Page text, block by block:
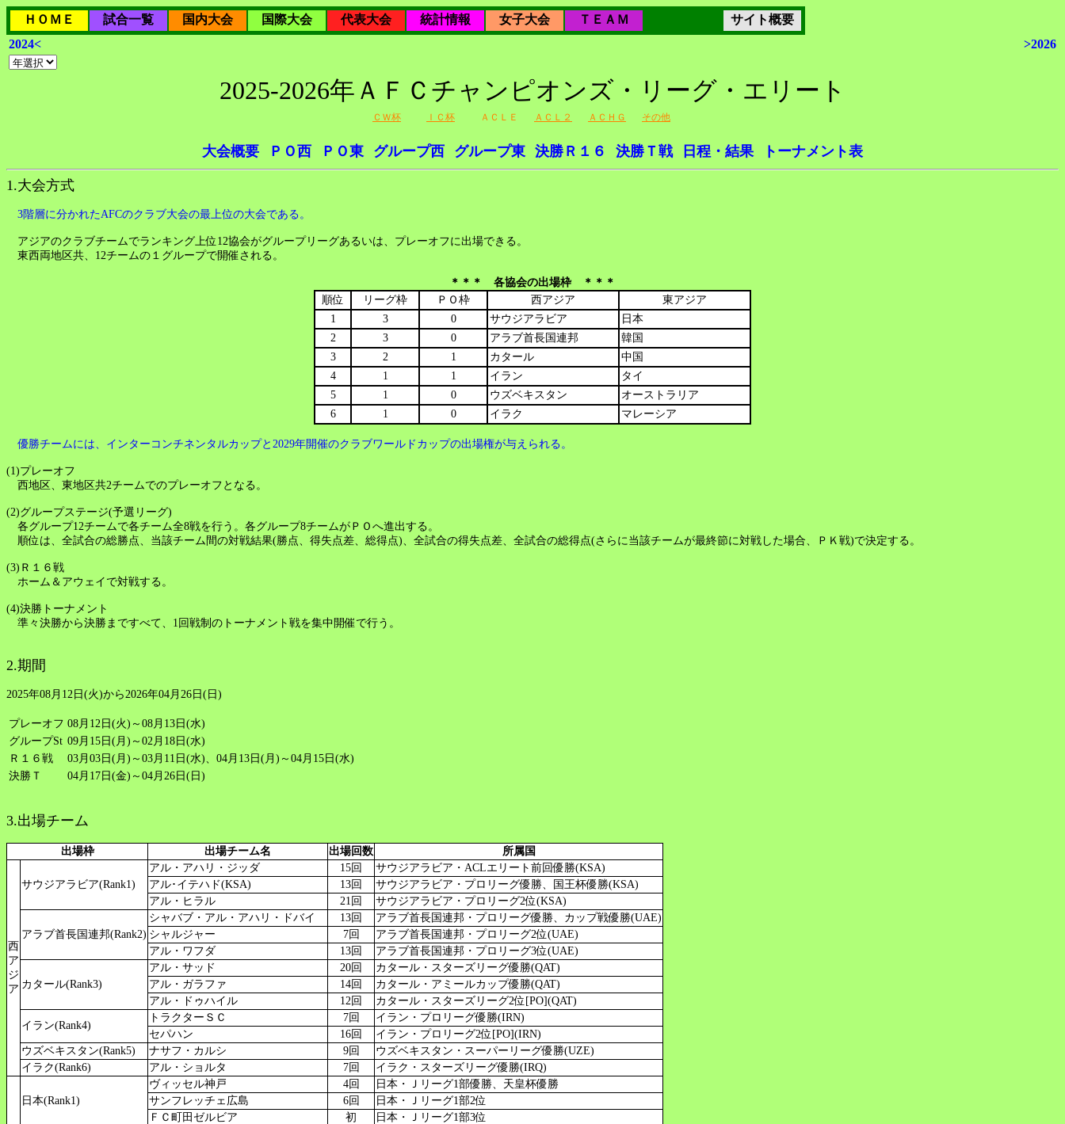
ＨＯＭＥ 試合一覧 国内大会 国際大会 代表大会 統計情報 女子大会 ＴＥＡＭ
サイト概要
2024<
>2026
2025-2026年ＡＦＣチャンピオンズ・リーグ・エリート
ＣＷ杯 ＩＣ杯 ＡＣＬＥ ＡＣＬ２ ＡＣＨＧ その他
大会概要 ＰＯ西 ＰＯ東 グループ西 グループ東 決勝Ｒ１６ 決勝Ｔ戦 日程・結果 トーナメント表
1.大会方式
3階層に分かれたAFCのクラブ大会の最上位の大会である。
アジアのクラブチームでランキング上位12協会がグループリーグあるいは、プレーオフに出場できる。
東西両地区共、12チームの１グループで開催される。
＊＊＊ 各協会の出場枠 ＊＊＊
順位
リーグ枠 ＰＯ枠 西アジア
東アジア
1
3 0 サウジアラビア
日本
2
3 0 アラブ首長国連邦
韓国
3
2 1 カタール
中国
4
1 1 イラン
タイ
5
1 0 ウズベキスタン
オーストラリア
6
1 0 イラク マレーシア
優勝チームには、インターコンチネンタルカップと2029年開催のクラブワールドカップの出場権が与えられる。
(1)プレーオフ
西地区、東地区共2チームでのプレーオフとなる。
(2)グループステージ(予選リーグ)
各グループ12チームで各チーム全8戦を行う。各グループ8チームがＰＯへ進出する。
順位は、全試合の総勝点、当該チーム間の対戦結果(勝点、得失点差、総得点)、全試合の得失点差、全試合の総得点(さらに当該チームが最終節に対戦した場合、ＰＫ戦)で決定する。
(3)Ｒ１６戦
ホーム＆アウェイで対戦する。
(4)決勝トーナメント
準々決勝から決勝まですべて、1回戦制のトーナメント戦を集中開催で行う。
2.期間
2025年08月12日(火)から2026年04月26日(日)
プレーオフ 08月12日(火)～08月13日(水)
グループSt 09月15日(月)～02月18日(水)
Ｒ１６戦
03月03日(月)～03月11日(水)、04月13日(月)～04月15日(水)
決勝Ｔ
04月17日(金)～04月26日(日)
3.出場チーム
出場枠 出場チーム名 出場回数 所属国
西
ア
ジ
ア
サウジアラビア(Rank1)
アル・アハリ・ジッダ 15回
サウジアラビア・ACLエリート前回優勝(KSA)
アル･イテハド(KSA)
13回
サウジアラビア・プロリーグ優勝、国王杯優勝(KSA)
アル・ヒラル
21回 サウジアラビア・プロリーグ2位(KSA)
アラブ首長国連邦(Rank2)
シャバブ・アル・アハリ・ドバイ 13回
アラブ首長国連邦・プロリーグ優勝、カップ戦優勝(UAE)
シャルジャー
7回
アラブ首長国連邦・プロリーグ2位(UAE)
アル・ワフダ
13回 アラブ首長国連邦・プロリーグ3位(UAE)
カタール(Rank3)
アル・サッド 20回
カタール・スターズリーグ優勝(QAT)
アル・ガラファ
14回
カタール・アミールカップ優勝(QAT)
アル・ドゥハイル
12回 カタール・スターズリーグ2位[PO](QAT)
イラン(Rank4)
トラクターＳＣ 7回
イラン・プロリーグ優勝(IRN)
セパハン
16回
イラン・プロリーグ2位[PO](IRN)
ウズベキスタン(Rank5)
ナサフ・カルシ 9回
ウズベキスタン・スーパーリーグ優勝(UZE)
イラク(Rank6)
アル・ショルタ 7回 イラク・スターズリーグ優勝(IRQ)
日本(Rank1)
ヴィッセル神戸 4回
日本・Ｊリーグ1部優勝、天皇杯優勝
サンフレッチェ広島
6回
日本・Ｊリーグ1部2位
ＦＣ町田ゼルビア
初 日本・Ｊリーグ1部3位